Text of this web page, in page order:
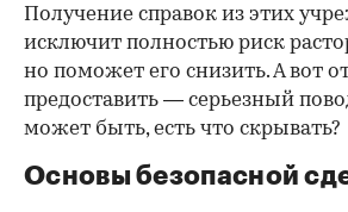
Получение справок из этих
исключит полностью риск
но поможет его снизить. А вот
предоставить — серьезный
может быть, есть что скрывать?
Основы безопасной